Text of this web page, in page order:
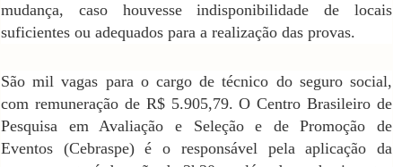
mudança, caso houvesse indisponibilidade de locais
suficientes ou adequados para a realização das provas.
São mil vagas para o cargo de técnico do seguro social,
com remuneração de R$ 5.905,79. O Centro Brasileiro de
Pesquisa em Avaliação e Seleção e de Promoção de
Eventos (Cebraspe) é o responsável pela aplicação da